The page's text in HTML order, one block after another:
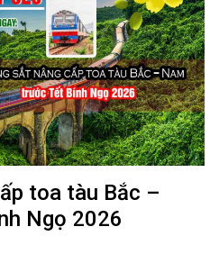
toa tàu Bắc –
Ngọ 2026